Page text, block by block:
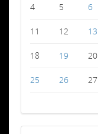
4 5 6
11 12 13
18 19 20
25 26 27